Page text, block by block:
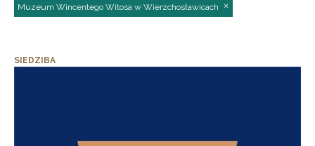
Muzeum Wincentego Witosa w Wierzchosławicach
SIEDZIBA